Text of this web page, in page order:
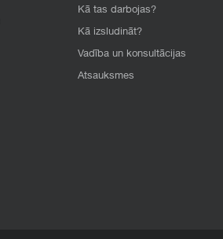
Kā tas darbojas?
Kā izsludināt?
Vadība un konsultācijas
Atsauksmes